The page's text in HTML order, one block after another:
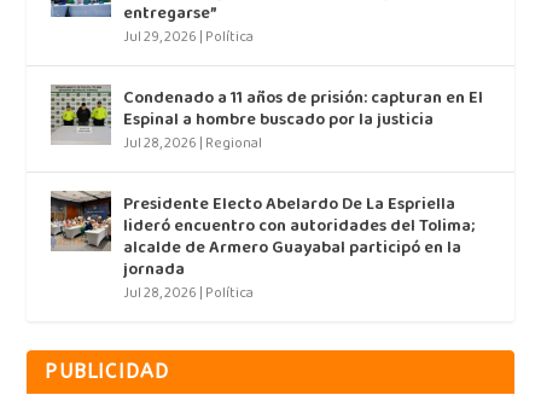
entregarse”
Jul 29, 2026 | Política
Condenado a 11 años de prisión: capturan en El
Espinal a hombre buscado por la justicia
Jul 28, 2026 | Regional
Presidente Electo Abelardo De La Espriella
lideró encuentro con autoridades del Tolima;
alcalde de Armero Guayabal participó en la
jornada
Jul 28, 2026 | Política
PUBLICIDAD